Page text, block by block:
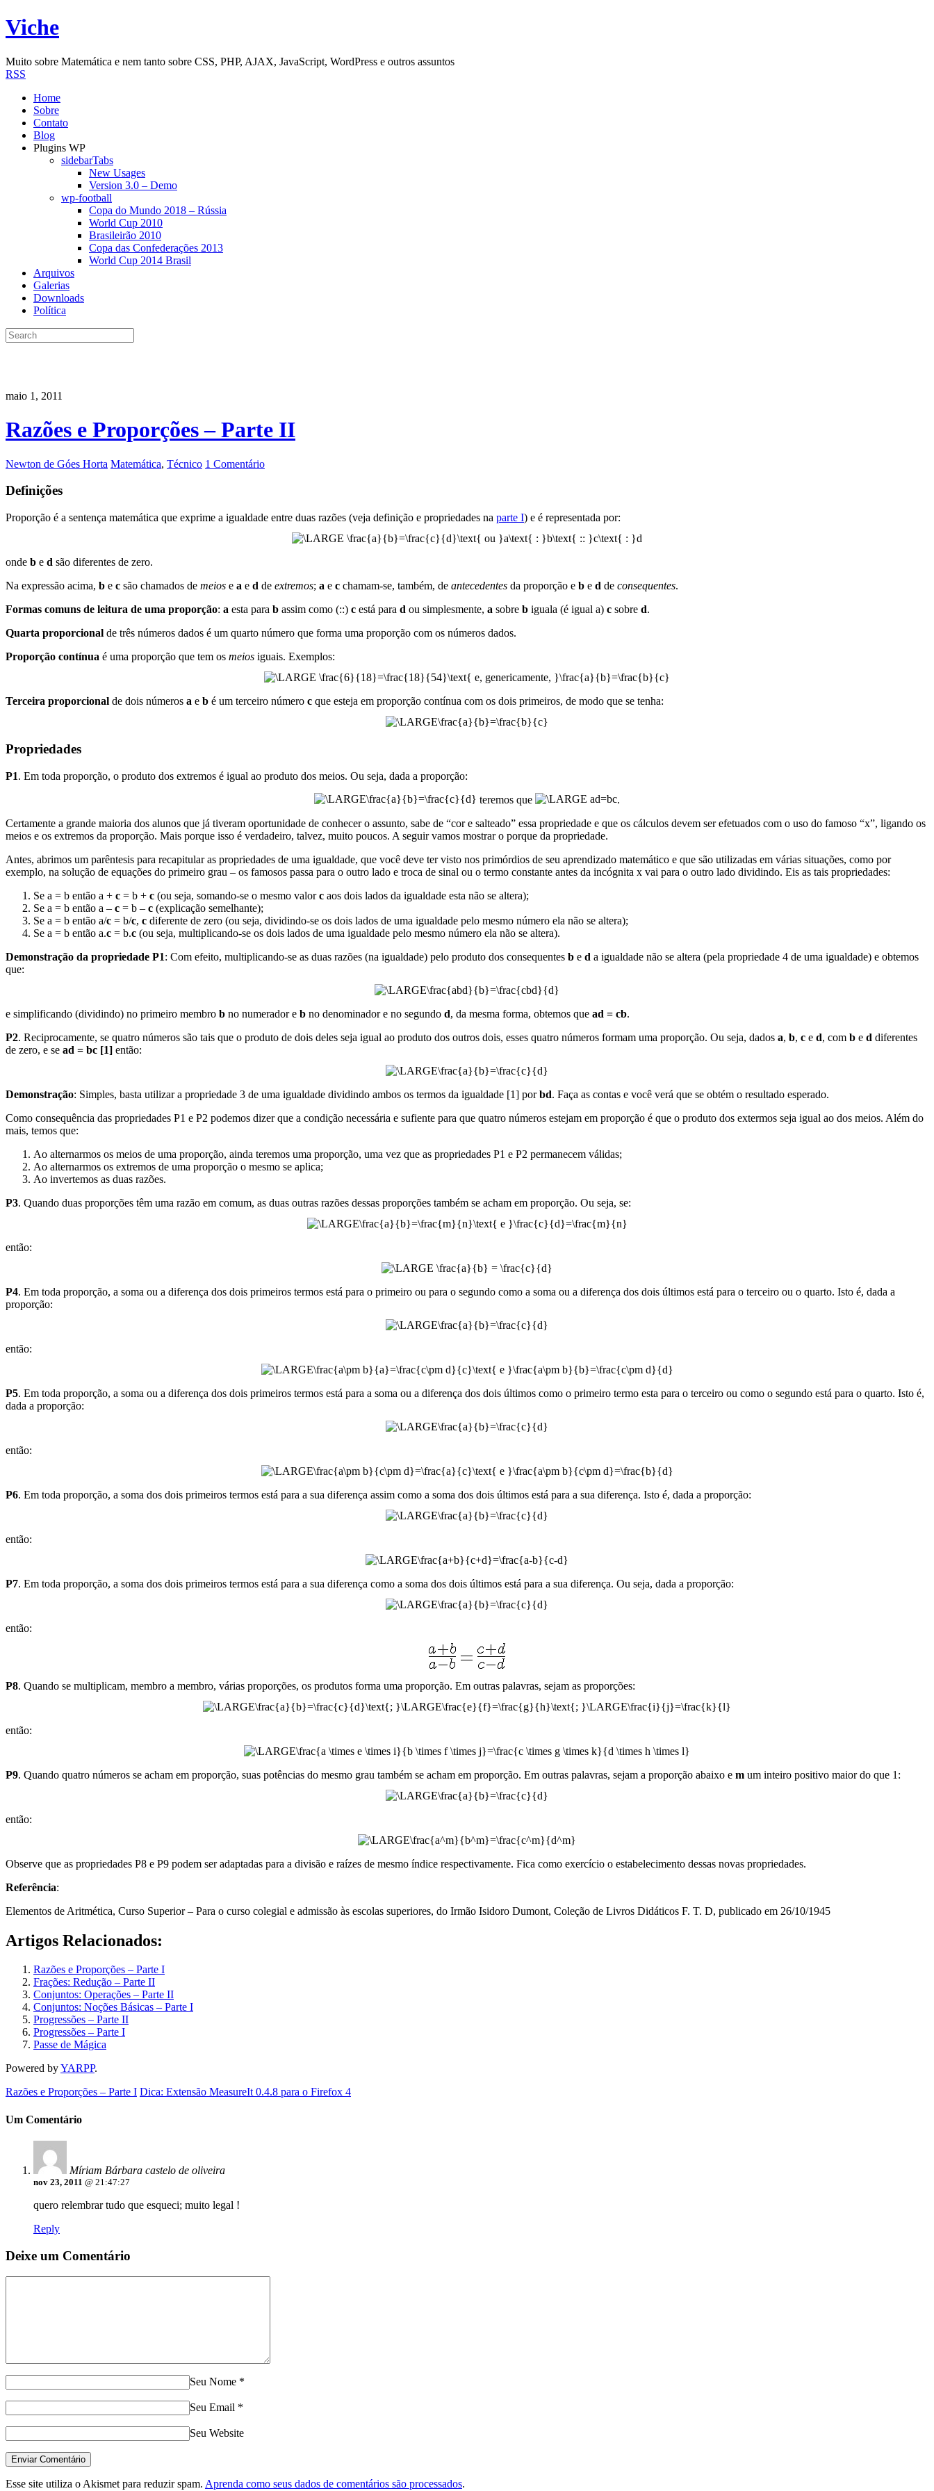
Viche
Muito sobre Matemática e nem tanto sobre CSS, PHP, AJAX, JavaScript, WordPress e outros assuntos
RSS
Home
Sobre
Contato
Blog
Plugins WP
sidebarTabs
New Usages
Version 3.0 – Demo
wp-football
Copa do Mundo 2018 – Rússia
World Cup 2010
Brasileirão 2010
Copa das Confederações 2013
World Cup 2014 Brasil
Arquivos
Galerias
Downloads
Política
maio 1, 2011
Razões e Proporções – Parte II
Newton de Góes Horta Matemática, Técnico 1 Comentário
Definições
Proporção é a sentença matemática que exprime a igualdade entre duas razões (veja definição e propriedades na parte I) e é representada por:
onde b e d são diferentes de zero.
Na expressão acima, b e c são chamados de meios e a e d de extremos; a e c chamam-se, também, de antecedentes da proporção e b e d de consequentes.
Formas comuns de leitura de uma proporção: a esta para b assim como (::) c está para d ou simplesmente, a sobre b iguala (é igual a) c sobre d.
Quarta proporcional de três números dados é um quarto número que forma uma proporção com os números dados.
Proporção contínua é uma proporção que tem os meios iguais. Exemplos:
Terceira proporcional de dois números a e b é um terceiro número c que esteja em proporção contínua com os dois primeiros, de modo que se tenha:
Propriedades
P1. Em toda proporção, o produto dos extremos é igual ao produto dos meios. Ou seja, dada a proporção:
teremos que
.
Certamente a grande maioria dos alunos que já tiveram oportunidade de conhecer o assunto, sabe de “cor e salteado” essa propriedade e que os cálculos devem ser efetuados com o uso do famoso “x”, ligando os
meios e os extremos da proporção. Mais porque isso é verdadeiro, talvez, muito poucos. A seguir vamos mostrar o porque da propriedade.
Antes, abrimos um parêntesis para recapitular as propriedades de uma igualdade, que você deve ter visto nos primórdios de seu aprendizado matemático e que são utilizadas em várias situações, como por
exemplo, na solução de equações do primeiro grau – os famosos passa para o outro lado e troca de sinal ou o termo constante antes da incógnita x vai para o outro lado dividindo. Eis as tais propriedades:
Se a = b então a + c = b + c (ou seja, somando-se o mesmo valorc aos dois lados da igualdade esta não se altera);
Se a = b então a – c = b – c (explicação semelhante);
Se a = b então a/c = b/c, c diferente de zero (ou seja, dividindo-se os dois lados de uma igualdade pelo mesmo número ela não se altera);
Se a = b então a.c = b.c (ou seja, multiplicando-se os dois lados de uma igualdade pelo mesmo número ela não se altera).
Demonstração da propriedade P1: Com efeito, multiplicando-se as duas razões (na igualdade) pelo produto dos consequentes b e d a igualdade não se altera (pela propriedade 4 de uma igualdade) e obtemos
que:
e simplificando (dividindo) no primeiro membro b no numerador e b no denominador e no segundo d, da mesma forma, obtemos que ad = cb.
P2. Reciprocamente, se quatro números são tais que o produto de dois deles seja igual ao produto dos outros dois, esses quatro números formam uma proporção. Ou seja, dados a, b, c e d, com b e d diferentes
de zero, e se ad = bc [1] então:
Demonstração: Simples, basta utilizar a propriedade 3 de uma igualdade dividindo ambos os termos da igualdade [1] porbd. Faça as contas e você verá que se obtém o resultado esperado.
Como consequência das propriedades P1 e P2 podemos dizer que a condição necessária e sufiente para que quatro números estejam em proporção é que o produto dos extermos seja igual ao dos meios. Além do
mais, temos que:
Ao alternarmos os meios de uma proporção, ainda teremos uma proporção, uma vez que as propriedades P1 e P2 permanecem válidas;
Ao alternarmos os extremos de uma proporção o mesmo se aplica;
Ao invertemos as duas razões.
P3. Quando duas proporções têm uma razão em comum, as duas outras razões dessas proporções também se acham em proporção. Ou seja, se:
então:
P4. Em toda proporção, a soma ou a diferença dos dois primeiros termos está para o primeiro ou para o segundo como a soma ou a diferença dos dois últimos está para o terceiro ou o quarto. Isto é, dada a
proporção:
então:
P5. Em toda proporção, a soma ou a diferença dos dois primeiros termos está para a soma ou a diferença dos dois últimos como o primeiro termo esta para o terceiro ou como o segundo está para o quarto. Isto é,
dada a proporção:
então:
P6. Em toda proporção, a soma dos dois primeiros termos está para a sua diferença assim como a soma dos dois últimos está para a sua diferença. Isto é, dada a proporção:
então:
P7. Em toda proporção, a soma dos dois primeiros termos está para a sua diferença como a soma dos dois últimos está para a sua diferença. Ou seja, dada a proporção:
então:
P8. Quando se multiplicam, membro a membro, várias proporções, os produtos forma uma proporção. Em outras palavras, sejam as proporções:
então:
P9. Quando quatro números se acham em proporção, suas potências do mesmo grau também se acham em proporção. Em outras palavras, sejam a proporção abaixo e m um inteiro positivo maior do que 1:
então:
Observe que as propriedades P8 e P9 podem ser adaptadas para a divisão e raízes de mesmo índice respectivamente. Fica como exercício o estabelecimento dessas novas propriedades.
Referência:
Elementos de Aritmética, Curso Superior – Para o curso colegial e admissão às escolas superiores, do Irmão Isidoro Dumont, Coleção de Livros Didáticos F. T. D, publicado em 26/10/1945
Artigos Relacionados:
Razões e Proporções – Parte I
Frações: Redução – Parte II
Conjuntos: Operações – Parte II
Conjuntos: Noções Básicas – Parte I
Progressões – Parte II
Progressões – Parte I
Passe de Mágica
Powered byYARPP.
Razões e Proporções – Parte I Dica: Extensão MeasureIt 0.4.8 para o Firefox 4
Um Comentário
Míriam Bárbara castelo de oliveira
nov 23, 2011 @ 21:47:27
quero relembrar tudo que esqueci; muito legal !
Reply
Deixe um Comentário
Seu Nome *
Seu Email *
Seu Website
Esse site utiliza o Akismet para reduzir spam. Aprenda como seus dados de comentários são processados.